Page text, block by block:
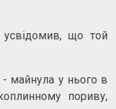
що той
майнула у нього в
пориву,